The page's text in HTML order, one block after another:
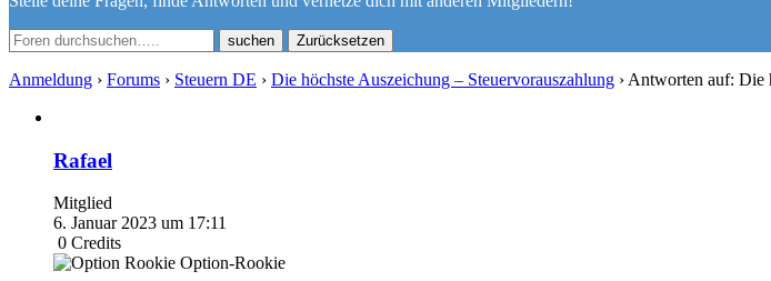
Zurücksetzen
Anmeldung › Forums › Steuern DE › Die höchste Auszeichung – Steuervorauszahlung › Antworten auf: Die
Rafael
Mitglied
6. Januar 2023 um 17:11
0 Credits
Option-Rookie